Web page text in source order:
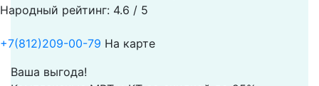
Народный рейтинг: 4.6 / 5
+7(812)209-00-79 На карте
Ваша выгода!